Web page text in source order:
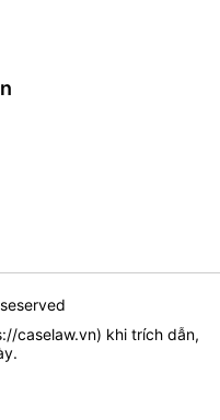
caselaw.vn) khi trích dẫn,